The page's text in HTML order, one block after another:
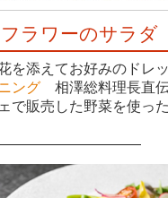
ラワーのサラダ
を添えてお好みのドレ
ング 相澤総料理長直
で販売した野菜を使っ